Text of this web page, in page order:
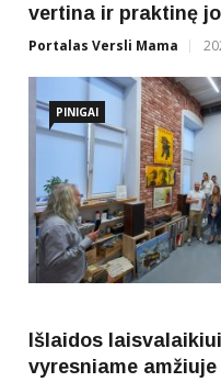
vertina ir praktinę
Portalas Versli Mama
PINIGAI
Išlaidos
vyresniame